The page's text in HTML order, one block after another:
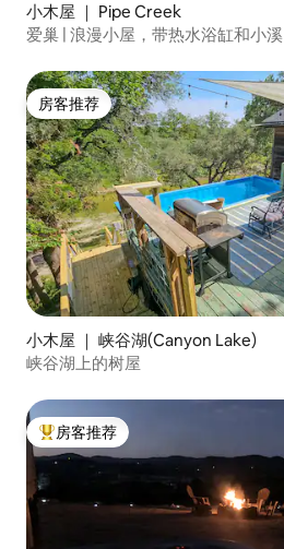
小木屋 ｜ Pipe Creek
爱巢 | 浪漫小屋，带热水浴缸和小溪
房客推荐
房客推荐
小木屋 ｜ 峡谷湖(Canyon Lake)
峡谷湖上的树屋
热门「房客推荐」
房客推荐